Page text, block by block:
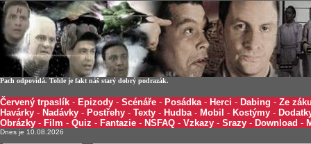
Pach odpovídá. Tohle je fakt náš starý dobrý podrazák.
Červený trpaslík - Epizody - Scénáře - Posádka- Herci - Dabing - Ze
Havárky - Nadávky - Postřehy - Texty - Hudba- Mobil - Kostýmy -
Obrázky - Film - Quiz - Fantazie - NSFAQ - Vzkazy - Srazy - Download -
Dnes je 10.08.2026